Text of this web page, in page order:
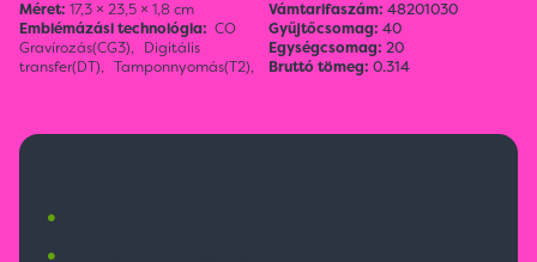
Méret: 17,3 × 23,5 × 1,8 cm
Emblémázási technológia: CO
Gravírozás(CG3), Digitális
transfer(DT), Tamponnyomás(T2),
Vámtarifaszám: 48201030
Gyűjtőcsomag: 40
Egységcsomag: 20
Bruttó tömeg: 0.314
•
•